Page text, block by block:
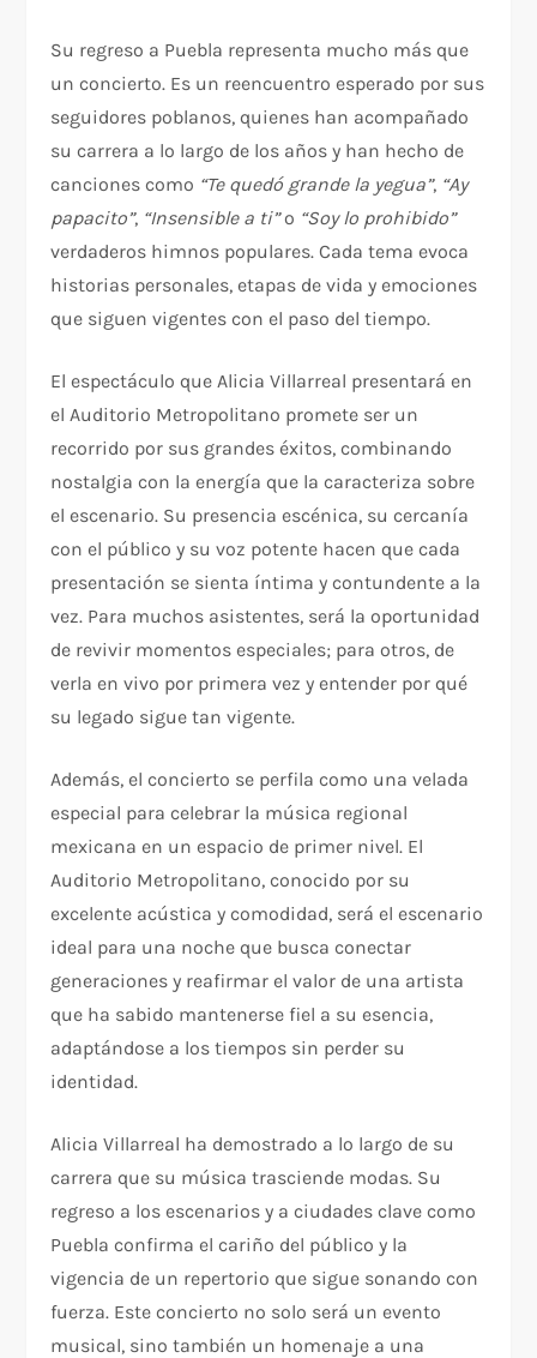
Su regreso a Puebla representa mucho más que
un concierto. Es un reencuentro esperado por sus
seguidores poblanos, quienes han acompañado
su carrera a lo largo de los años y han hecho de
canciones como “Te quedó grande la yegua”, “Ay
papacito”, “Insensible a ti”o “Soy lo prohibido”
verdaderos himnos populares. Cada tema evoca
historias personales, etapas de vida y emociones
que siguen vigentes con el paso del tiempo.
El espectáculo que Alicia Villarreal presentará en
el Auditorio Metropolitano promete ser un
recorrido por sus grandes éxitos, combinando
nostalgia con la energía que la caracteriza sobre
el escenario. Su presencia escénica, su cercanía
con el público y su voz potente hacen que cada
presentación se sienta íntima y contundente a la
vez. Para muchos asistentes, será la oportunidad
de revivir momentos especiales; para otros, de
verla en vivo por primera vez y entender por qué
su legado sigue tan vigente.
Además, el concierto se perfila como una velada
especial para celebrar la música regional
mexicana en un espacio de primer nivel. El
Auditorio Metropolitano, conocido por su
excelente acústica y comodidad, será el escenario
ideal para una noche que busca conectar
generaciones y reafirmar el valor de una artista
que ha sabido mantenerse fiel a su esencia,
adaptándose a los tiempos sin perder su
identidad.
Alicia Villarreal ha demostrado a lo largo de su
carrera que su música trasciende modas. Su
regreso a los escenarios y a ciudades clave como
Puebla confirma el cariño del público y la
vigencia de un repertorio que sigue sonando con
fuerza. Este concierto no solo será un evento
musical, sino también un homenaje a una